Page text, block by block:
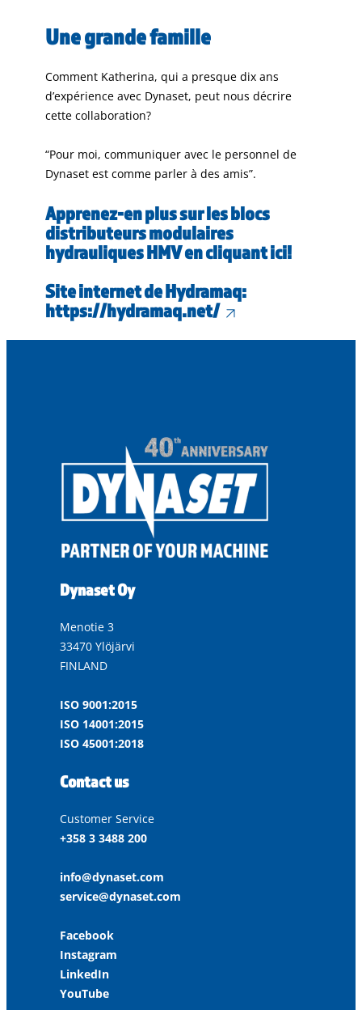
Une grande famille
Comment Katherina, qui a presque dix ans
d’expérience avec Dynaset, peut nous décrire
cette collaboration?
“Pour moi, communiquer avec le personnel de
Dynaset est comme parler à des amis”.
Apprenez-en plus sur les blocs
distributeurs modulaires
hydrauliques HMV en cliquant ici!
Site internet de Hydramaq:
https://hydramaq.net/
Dynaset Oy
Menotie 3
33470 Ylöjärvi
FINLAND
ISO 9001:2015
ISO 14001:2015
ISO 45001:2018
Contact us
Customer Service
+358 3 3488 200
info@dynaset.com
service@dynaset.com
Facebook
Instagram
LinkedIn
YouTube